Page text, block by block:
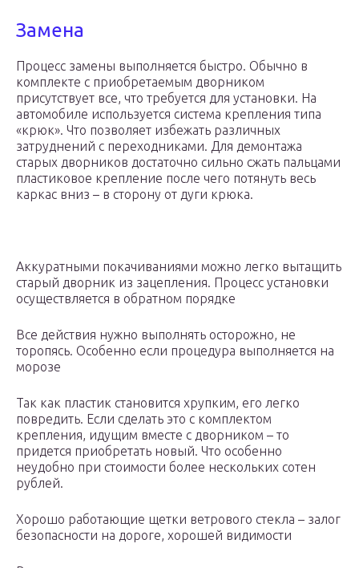
Замена
Процесс замены выполняется быстро. Обычно в
комплекте с приобретаемым дворником
присутствует все, что требуется для установки. На
автомобиле используется система крепления типа
«крюк». Что позволяет избежать различных
затруднений с переходниками. Для демонтажа
старых дворников достаточно сильно сжать пальцами
пластиковое крепление после чего потянуть весь
каркас вниз – в сторону от дуги крюка.
Аккуратными покачиваниями можно легко вытащить
старый дворник из зацепления. Процесс установки
осуществляется в обратном порядке
Все действия нужно выполнять осторожно, не
торопясь. Особенно если процедура выполняется на
морозе
Так как пластик становится хрупким, его легко
повредить. Если сделать это с комплектом
крепления, идущим вместе с дворником – то
придется приобретать новый. Что особенно
неудобно при стоимости более нескольких сотен
рублей.
Хорошо работающие щетки ветрового стекла – залог
безопасности на дороге, хорошей видимости